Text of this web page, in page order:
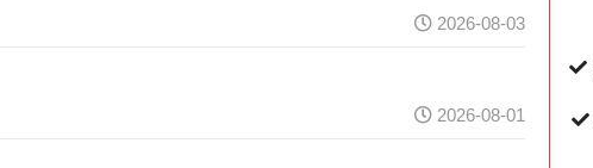
2026-08-03
2026-08-01